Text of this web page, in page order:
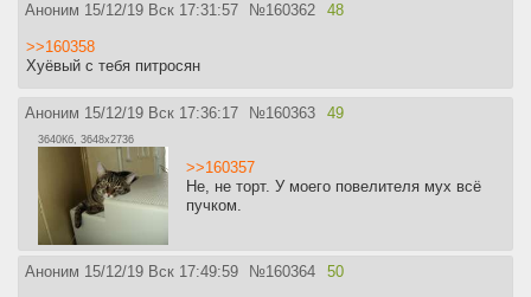
Аноним 15/12/19 Вск 17:31:57 №160362 48
>>160358
Хуёвый с тебя питросян
Аноним 15/12/19 Вск 17:36:17 №160363 49
3640Кб, 3648x2736
>>160357
Не, не торт. У моего повелителя мух всё
пучком.
Аноним 15/12/19 Вск 17:49:59 №160364 50